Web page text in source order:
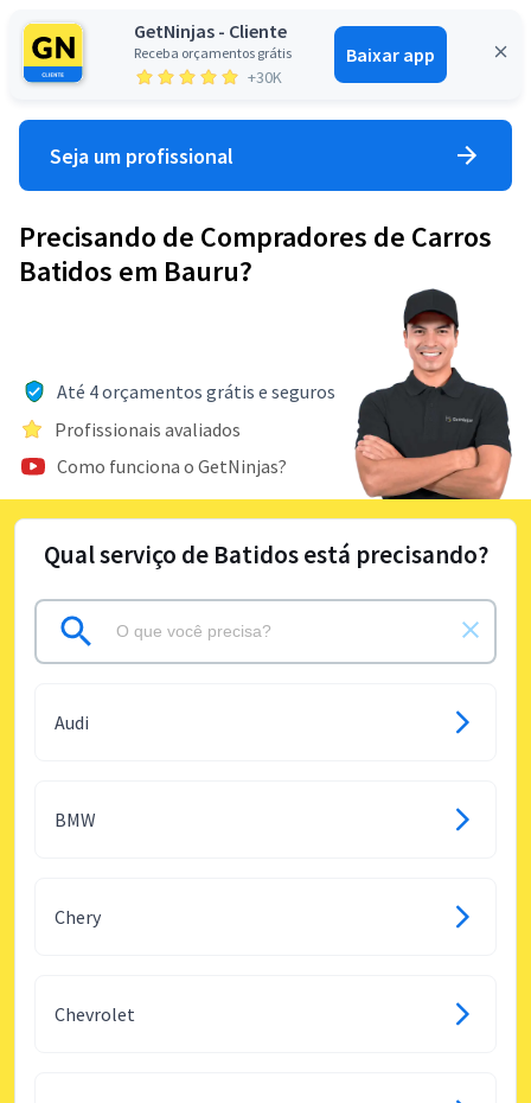
GetNinjas - Cliente
Receba orçamentos grátis
+30K
Baixar app
Entrar
Seja um profissional
Precisando de Compradores de Carros
Batidos em Bauru?
Até 4 orçamentos grátis e seguros
Profissionais avaliados
Como funciona o GetNinjas?
Qual serviço de Batidos está precisando?
Audi
BMW
Chery
Chevrolet